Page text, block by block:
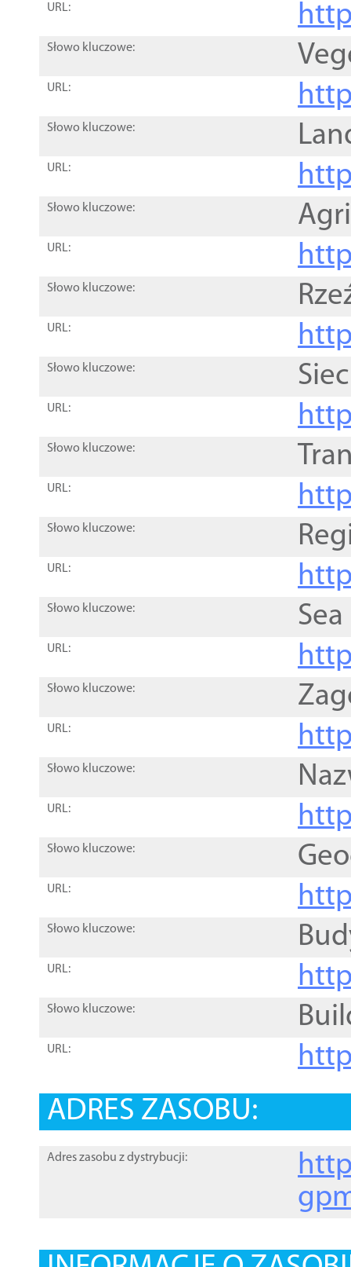
URL:
Słowo kluczowe:
URL:
Słowo kluczowe:
URL:
Słowo kluczowe:
URL:
Słowo kluczowe:
URL:
Słowo kluczowe:
URL:
Słowo kluczowe:
URL:
Słowo kluczowe:
URL:
Słowo kluczowe:
URL:
Słowo kluczowe:
URL:
Słowo kluczowe:
URL:
Słowo kluczowe:
URL:
Słowo kluczowe:
URL:
Słowo kluczowe:
URL:
ADRES ZASOBU:
Adres zasobu z dystrybucji: